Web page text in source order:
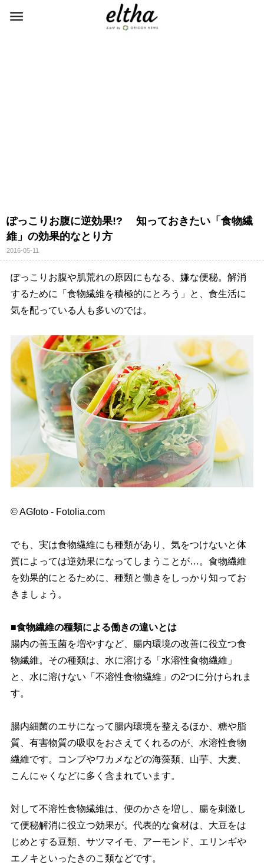
ぽっこりお腹に逆効果!? 知っておきたい「食物繊
維」の効果的なとり方
2016-05-11
ぽっこりお腹や肌荒れの原因にもなる、嫌な便秘。解消
するために「食物繊維を積極的にとろう」と、食生活に
気を配っている人も多いのでは。
© AGfoto - Fotolia.com
でも、実は食物繊維にも種類があり、気をつけないと体
質によっては逆効果になってしまうことが…。食物繊維
を効果的にとるために、種類と働きをしっかり知ってお
きましょう。
■食物繊維の種類による働きの違いとは
腸内の善玉菌を増やすなど、腸内環境の改善に役立つ食
物繊維。その種類は、水に溶ける「水溶性食物繊維」
と、水に溶けない「不溶性食物繊維」の2つに分けられま
す。
腸内細菌のエサになって腸内環境を整えるほか、糖や脂
質、有害物質の吸収をおさえてくれるのが、水溶性食物
繊維です。コンブやワカメなどの海藻類、山芋、大麦、
こんにゃくなどに多く含まれています。
対して不溶性食物繊維は、便のかさを増し、腸を刺激し
て便秘解消に役立つ効果が。代表的な食材は、大豆をは
じめとする豆類、サツマイモ、アーモンド、エリンギ
エノキといったきのこ類などです。